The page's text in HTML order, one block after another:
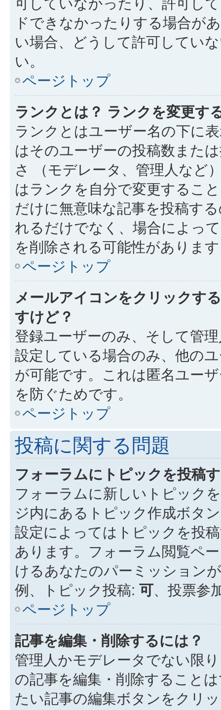
ドできなかったりする場合が
い場合、どうして許可してい
い。
ページトップ
ランクとは？ ランクを変更す
ランクとはユーザー名の下に
はそのユーザーの投稿数また
さ （モデレータ、管理人など
はランクを自分で変更するこ
だけに無意味な記事を投稿す
れるだけでなく、場合によっ
を削除される可能性がありま
ページトップ
メールアイコンをクリックす
すけど？
登録ユーザーのみ、そして管
設定している場合のみ、他の
が可能です。これは匿名ユー
を防ぐためです。
ページトップ
投稿に関する問題
フォーラムにトピックを投稿
フォーラムに新しいトピック
ジ内にあるトピック作成ボタ
設定によってはトピックを投
あります。フォーラム閲覧ペ
けるあなたのパーミッション
例、トピック投稿: 可、投票参
ページトップ
記事を編集・削除するには？
管理人かモデレータでない限
の記事を編集・削除すること
たい記事の編集ボタンをクリ